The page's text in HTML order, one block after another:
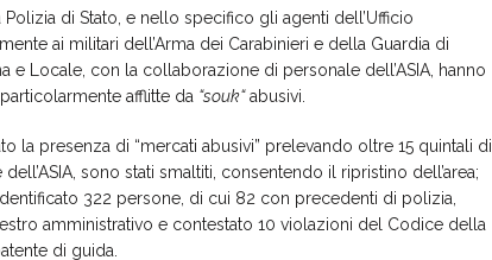
di Stato, e nello specifico gli agenti dell’Ufficio
ai militari dell’Arma dei Carabinieri e della Guardia di
e Locale, con la collaborazione di personale dell’ASIA, hanno
afflitte da “souk“abusivi.
la presenza di “mercati abusivi” prelevando oltre 15 quintali di
sono stati smaltiti, consentendo il ripristino dell’area;
322 persone, di cui 82 con precedenti di polizia,
amministrativo e contestato 10 violazioni del Codice della
di guida.